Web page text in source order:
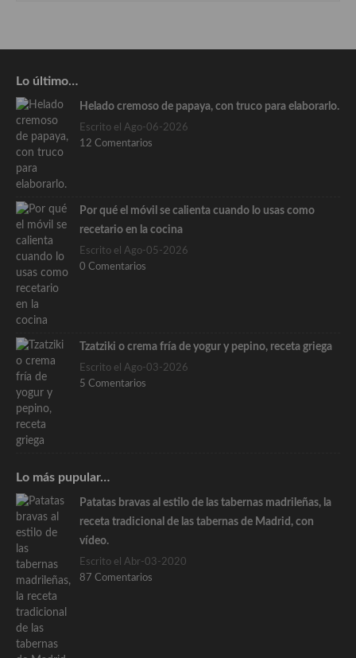
Lo último…
Helado cremoso de papaya, con truco para elaborarlo.
Escrito el Ago-06-2026
12 Comentarios
Por qué el móvil se calienta cuando lo usas como
recetario en la cocina
Escrito el Ago-05-2026
0 Comentarios
Tzatziki o crema fría de yogur y pepino, receta griega
Escrito el Ago-03-2026
5 Comentarios
Lo más pupular…
Patatas bravas al estilo de las tabernas madrileñas, la
receta tradicional de las tabernas de Madrid, con
vídeo.
Escrito el Abr-03-2020
87 Comentarios